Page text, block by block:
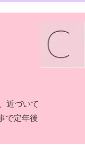
近づいて
で定年後